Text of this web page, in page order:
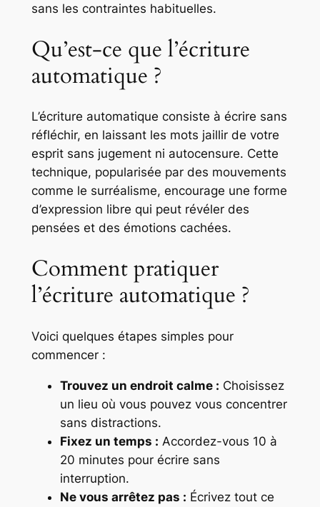
sans les contraintes habituelles.
Qu’est-ce que l’écriture
automatique ?
L’écriture automatique consiste à écrire sans
réfléchir, en laissant les mots jaillir de votre
esprit sans jugement ni autocensure. Cette
technique, popularisée par des mouvements
comme le surréalisme, encourage une forme
d’expression libre qui peut révéler des
pensées et des émotions cachées.
Comment pratiquer
l’écriture automatique ?
Voici quelques étapes simples pour
commencer :
Trouvez un endroit calme : Choisissez
un lieu où vous pouvez vous concentrer
sans distractions.
Fixez un temps : Accordez-vous 10 à
20 minutes pour écrire sans
interruption.
Ne vous arrêtez pas : Écrivez tout ce